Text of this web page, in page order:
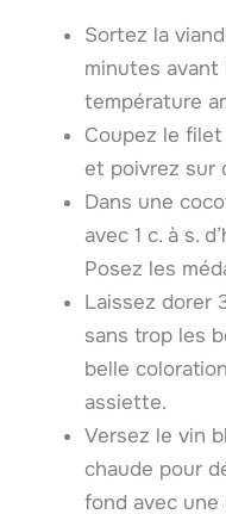
Sortez la
minutes avant
température
Coupez le filet
et poivrez sur
Dans une
avec 1 c. à s.
Posez les
Laissez dorer
sans trop les
belle
assiette.
Versez le vin
chaude pour
fond avec une